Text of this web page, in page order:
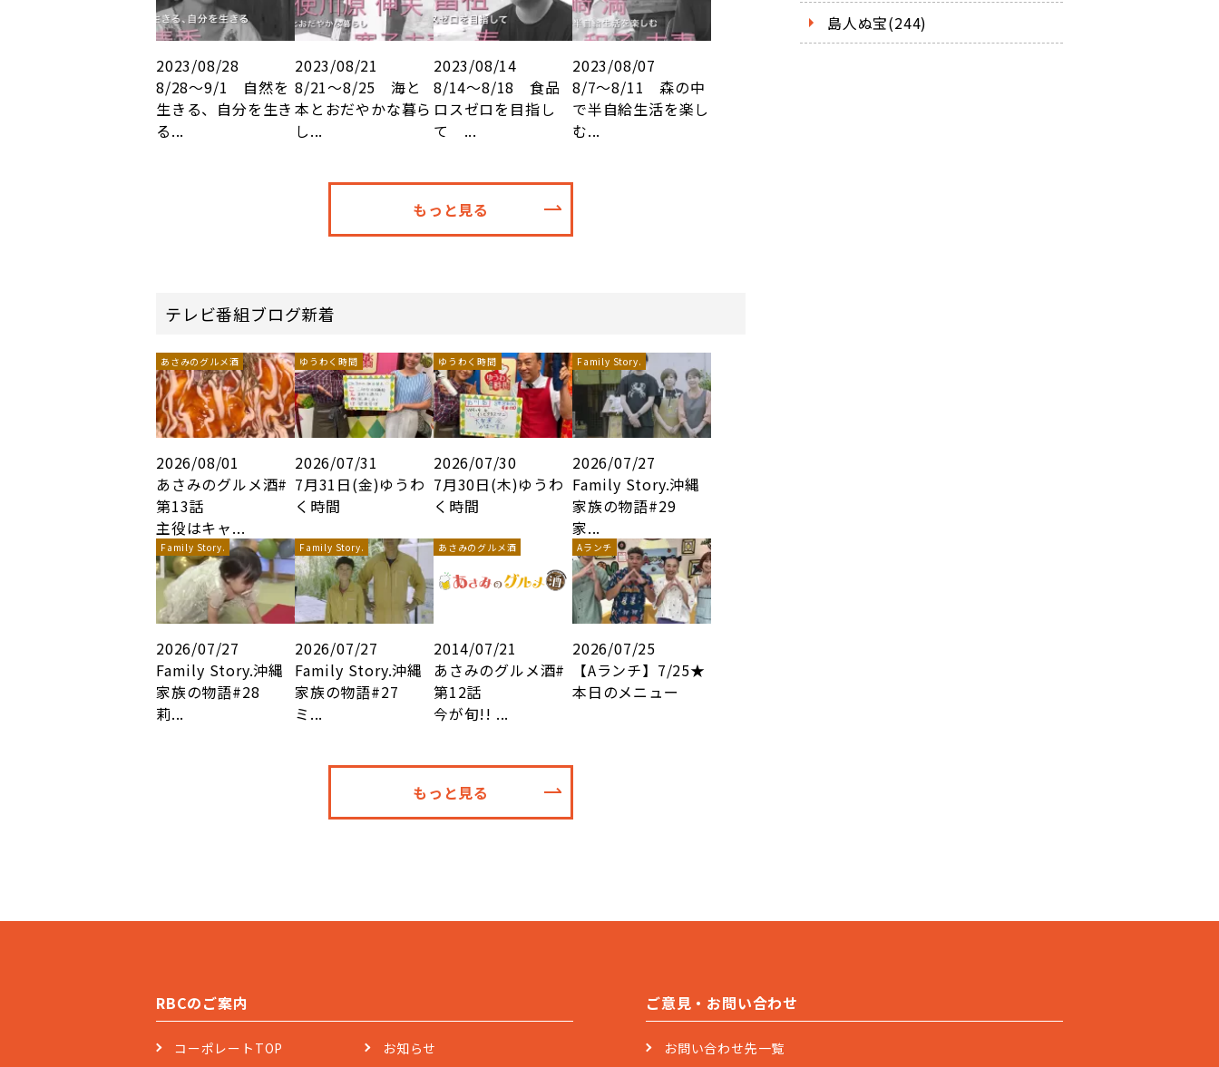
2023/08/28
8/28～9/1 自然を
生きる、自分を生き
る...
2023/08/21
8/21～8/25 海と
本とおだやかな暮ら
し...
2023/08/14
8/14～8/18 食品
ロスゼロを目指し
て ...
2023/08/07
8/7～8/11 森の中
で半自給生活を楽し
む...
もっと見る
テレビ番組ブログ新着
あさみのグルメ酒
2026/08/01
あさみのグルメ酒#
第13話
主役はキャ...
ゆうわく時間
2026/07/31
7月31日(金)ゆうわ
く時間
ゆうわく時間
2026/07/30
7月30日(木)ゆうわ
く時間
Family Story.
2026/07/27
Family Story.沖縄
家族の物語#29
家...
Family Story.
2026/07/27
Family Story.沖縄
家族の物語#28
莉...
Family Story.
2026/07/27
Family Story.沖縄
家族の物語#27
ミ...
あさみのグルメ酒
2014/07/21
あさみのグルメ酒#
第12話
今が旬!! ...
Aランチ
2026/07/25
【Aランチ】7/25★
本日のメニュー
もっと見る
島人ぬ宝(244)
RBCのご案内
コーポレートTOP
お知らせ
ご意見・お問い合わせ
お問い合わせ先一覧